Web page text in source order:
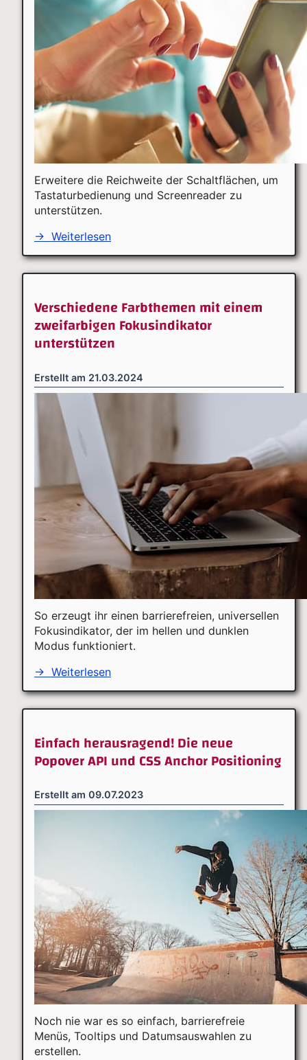
Erweitere die Reichweite der Schaltflächen, um
Tastaturbedienung und Screenreader zu
unterstützen.
→ Weiterlesen
Verschiedene Farbthemen mit einem
zweifarbigen Fokusindikator
unterstützen
Erstellt am 21.03.2024
So erzeugt ihr einen barrierefreien, universellen
Fokusindikator, der im hellen und dunklen
Modus funktioniert.
→ Weiterlesen
Einfach herausragend! Die neue
Popover API und CSS Anchor Positioning
Erstellt am 09.07.2023
Noch nie war es so einfach, barrierefreie
Menüs, Tooltips und Datumsauswahlen zu
erstellen.